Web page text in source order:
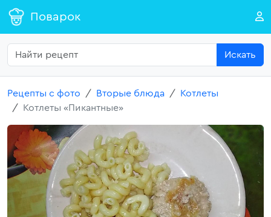
Поварок
Искать
Рецепты с фото Вторые блюда
Котлеты
Котлеты «Пикантные»